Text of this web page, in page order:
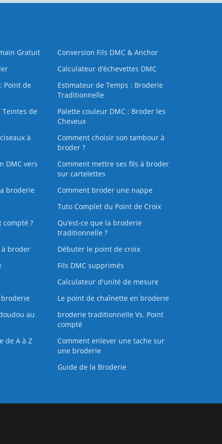
Gratuit
Conversion Fils DMC & Anchor
Calculateur d’échevettes DMC
Point de
Estimateur de Temps : Broderie
Traditionnelle
Teintes de
Palette couleur DMC : Broder les
Cheveux
à
Comment choisir son tambour à
broder ?
DMC vers
Comment mettre ses fils à broder
sur cartelettes
broderie
Comment broder une nappe
Tuto Complet du Point de Croix
compté ?
Qu’est-ce que la broderie
traditionnelle ?
broder
Débuter le point de croix
Fils DMC supprimés
Calculateur d'unité de mesure
Le point de chaînette en broderie
au
broderie traditionnelle Vs. Point
compté
de A à Z
Comment enlever une tache sur
une broderie
Guide de la Broderie